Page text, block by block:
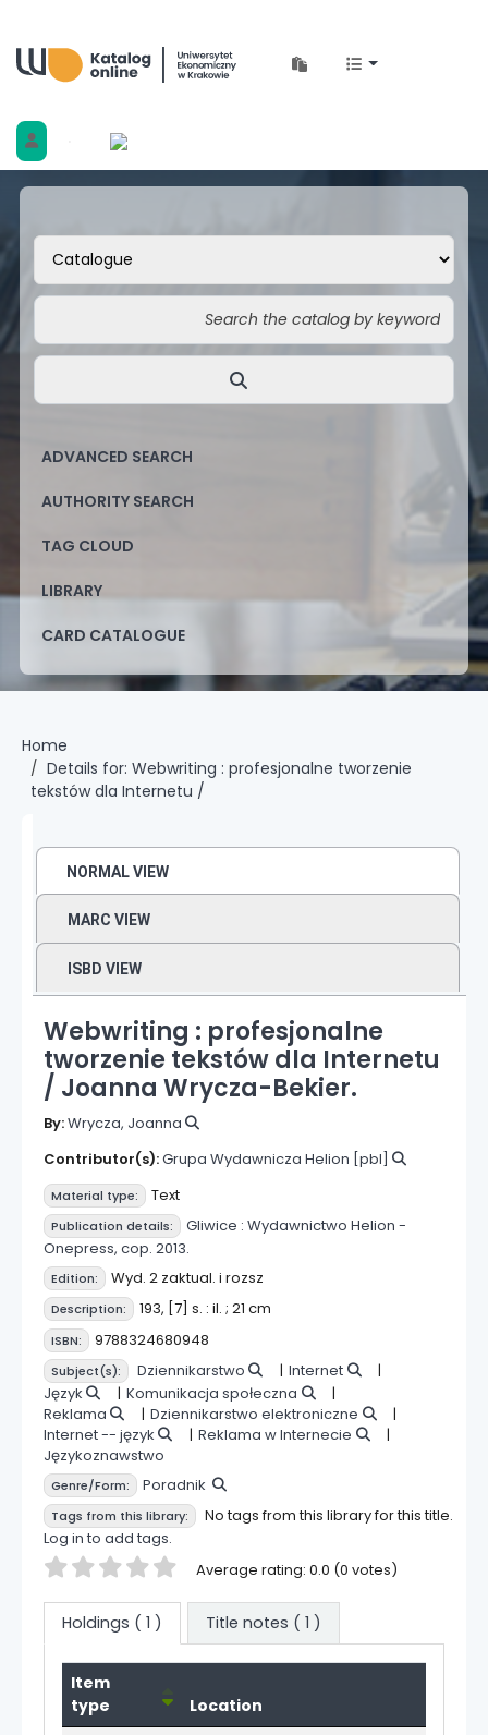
Biblioteka Uniwersytetu Ekonomicznego w
ADVANCED SEARCH
AUTHORITY SEARCH
TAG CLOUD
LIBRARY
CARD CATALOGUE
Home
Details for: Webwriting : profesjonalne tworzenie
tekstów dla Internetu /
NORMAL VIEW
MARC VIEW
ISBD VIEW
Webwriting : profesjonalne
tworzenie tekstów dla Internetu
/ Joanna Wrycza-Bekier.
By:Wrycza, Joanna
Contributor(s):Grupa Wydawnicza Helion [pbl]
Material type: Text
Publication details: Gliwice : Wydawnictwo Helion -
Onepress, cop. 2013.
Edition: Wyd. 2 zaktual. i rozsz
Description: 193, [7] s. : il. ; 21 cm
ISBN: 9788324680948
Subject(s): Dziennikarstwo
Internet
Język
Komunikacja społeczna
Reklama
Dziennikarstwo elektroniczne
Internet -- język
Reklama w Internecie
Językoznawstwo
Genre/Form: Poradnik
Tags from this library:
No tags from this library for this title.
Log in to add tags.
Star ratings Average rating: 0.0 (0 votes)
Holdings ( 1 ) Title notes ( 1 )
Holdings
Item
type
Location